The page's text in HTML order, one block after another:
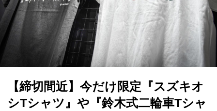
【締切間近】今だけ限定『スズキオ
シTシャツ』や『鈴木式二輪車Tシャ